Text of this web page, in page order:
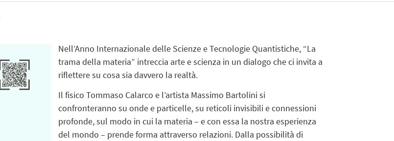
Nell’Anno Internazionale delle Scienze e Tecnologie Quantistiche, “La
trama della materia” intreccia arte e scienza in un dialogo che ci invita a
riflettere su cosa sia davvero la realtà.
Il fisico Tommaso Calarco e l’artista Massimo Bartolini si
confronteranno su onde e particelle, su reticoli invisibili e connessioni
profonde, sul modo in cui la materia – e con essa la nostra esperienza
del mondo – prende forma attraverso relazioni. Dalla possibilità di